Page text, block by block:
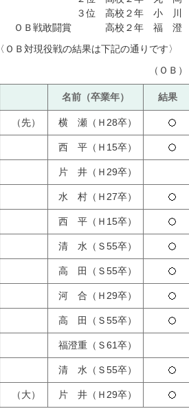
３位 高校２年 小 川
ＯＢ戦敢闘賞
高校２年 福 澄
〈ＯＢ対現役戦の結果は下記の通りです〉
（ＯＢ
名前（卒業年） 結果
（先） 横 瀬 （ Ｈ 28卒）
西 平 （ Ｈ 15卒）
片 井 （Ｈ 29卒）
水 村 （ Ｈ 27卒）
西 平 （ Ｈ 15卒）
清 水 （ Ｓ55卒）
高 田 （ Ｓ55卒）
河 合 （ Ｈ 29卒）
高 田（Ｓ55卒）
福澄重 （ Ｓ61卒）
清 水（Ｓ55卒）
（大） 片 井（Ｈ 29卒）